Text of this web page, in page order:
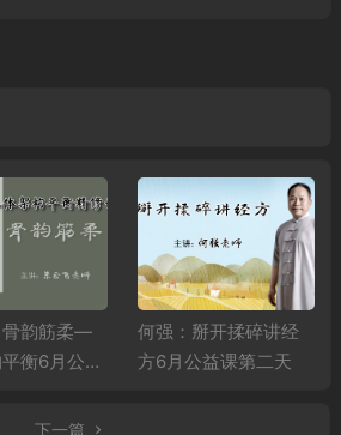
骨韵筋柔—
衡6月公益
何强：掰开揉碎讲经
方6月公益课第二天
下一篇